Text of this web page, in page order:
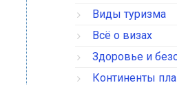
Виды туризма
Всё о визах
Здоровье и
Континенты